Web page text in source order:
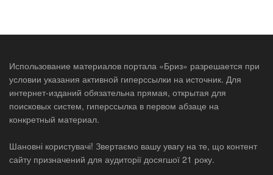
Использование материалов портала «Бриз» разрешается при
условии указания активной гиперссылки на источник. Для
интернет-изданий обязательна прямая, открытая для
поисковых систем, гиперссылка в первом абзаце на
конкретный материал.
Шановні користувачі! Звертаємо вашу увагу на те, що контент
сайту призначений для аудиторії досягшої 21 року.